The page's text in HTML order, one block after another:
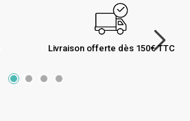
Livraison offerte dès 150€ TTC